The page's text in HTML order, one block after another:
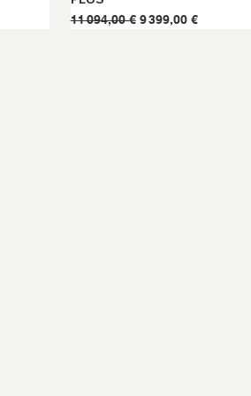
Prix original
11 094,00 € Prix promotionnel
9 399,00 €